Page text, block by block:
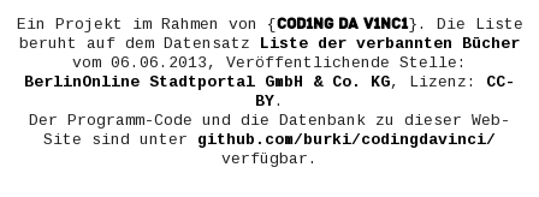
Ein Projekt im Rahmen von {COD1NG DA V1NC1}. Die Liste
beruht auf dem Datensatz Liste der verbannten Bücher
vom 06.06.2013, Veröffentlichende Stelle:
BerlinOnline Stadtportal GmbH & Co. KG, Lizenz: CC-
BY.
Der Programm-Code und die Datenbank zu dieser Web-
Site sind unter github.com/burki/codingdavinci/
verfügbar.